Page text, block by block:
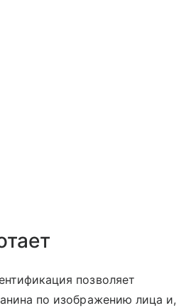
позволяет
по изображению лица и,